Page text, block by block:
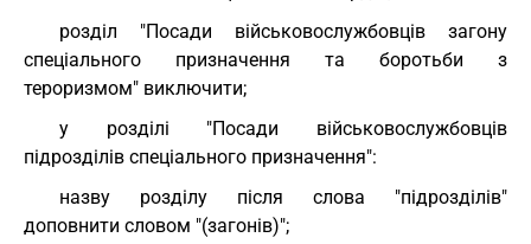
розділ "Посади військовослужбовців загону
спеціального призначення та боротьби з
тероризмом" виключити;
у розділі "Посади військовослужбовців
підрозділів спеціального призначення":
назву розділу після слова "підрозділів"
доповнити словом "(загонів)";